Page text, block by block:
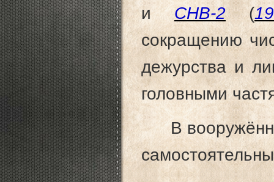
иСНВ-2(
сокращению
дежурства и
головными
В